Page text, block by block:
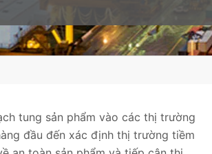
tung sản phẩm vào các thị trường
đầu đến xác định thị trường tiềm